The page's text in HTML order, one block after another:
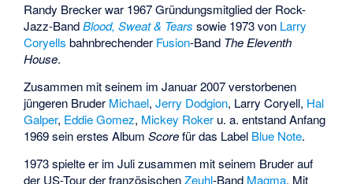
Randy Brecker war 1967 Gründungsmitglied der Rock-
Jazz-BandBlood, Sweat & Tears sowie 1973 von Larry
Coryells bahnbrechender Fusion-Band The Eleventh
House.
Zusammen mit seinem im Januar 2007 verstorbenen
jüngeren Bruder Michael,Jerry Dodgion, Larry Coryell, Hal
Galper, Eddie Gomez, Mickey Roker u. a. entstand Anfang
1969 sein erstes AlbumScorefür das Label Blue Note.
1973 spielte er im Juli zusammen mit seinem Bruder auf
der US-Tour der französischenZeuhl-Band Magma. Mit